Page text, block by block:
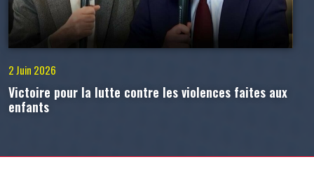
2 Juin 2026
Victoire pour la lutte contre les violences faites aux
enfants